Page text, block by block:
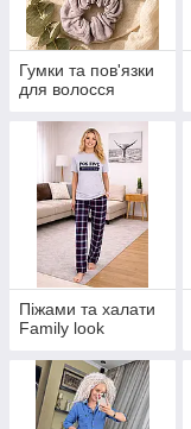
Гумки та пов'язки
для волосся
Піжами та халати
Family look